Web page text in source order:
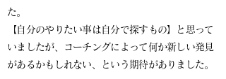
た。
【自分のやりたい事は自分で探すもの】と思って
いましたが、コーチングによって何か新しい発見
があるかもしれない、という期待がありました。